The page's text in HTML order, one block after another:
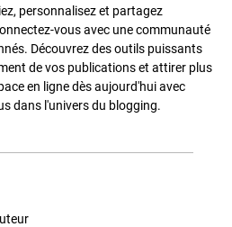
personnalisez et partagez
vous avec une communauté
Découvrez des outils puissants
de vos publications et attirer plus
en ligne dès aujourd'hui avec
dans l'univers du blogging.